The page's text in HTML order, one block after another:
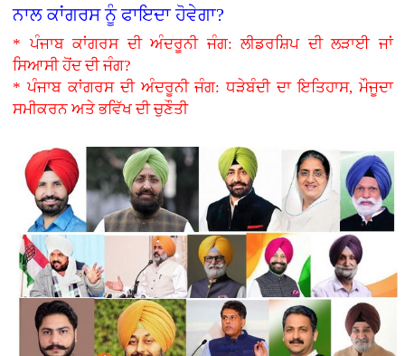
ਨਾਲ ਕਾਂਗਰਸ ਨੂੰ ਫਾਇਦਾ ਹੋਵੇਗਾ?
* ਪੰਜਾਬ ਕਾਂਗਰਸ ਦੀ ਅੰਦਰੂਨੀ ਜੰਗ: ਲੀਡਰਸ਼ਿਪ ਦੀ ਲੜਾਈ ਜਾਂ
ਸਿਆਸੀ ਹੋਂਦ ਦੀ ਜੰਗ?
* ਪੰਜਾਬ ਕਾਂਗਰਸ ਦੀ ਅੰਦਰੂਨੀ ਜੰਗ: ਧੜੇਬੰਦੀ ਦਾ ਇਤਿਹਾਸ, ਮੌਜੂਦਾ
ਸਮੀਕਰਨ ਅਤੇ ਭਵਿੱਖ ਦੀ ਚੁਣੌਤੀ